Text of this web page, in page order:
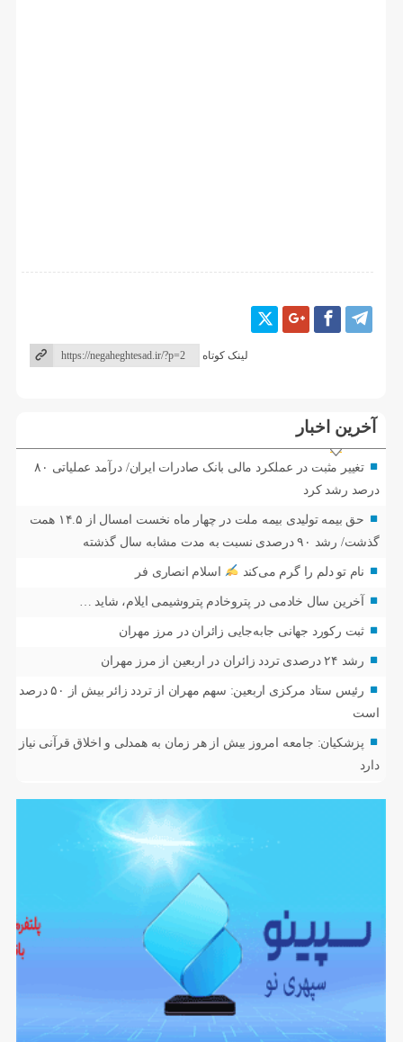
لینک کوتاه
آخرین اخبار
تغییر مثبت در عملکرد مالی بانک صادرات ایران/ درآمد عملیاتی ۸۰
درصد رشد کرد
حق بیمه تولیدی بیمه ملت در چهار ماه نخست امسال از ۱۴.۵ همت
گذشت/ رشد ۹۰ درصدی نسبت به مدت مشابه سال گذشته
نام تو دلم را گرم می‌کند اسلام انصاری فر
آخرین سال خادمی در پتروخادم پتروشیمی ایلام، شاید …
ثبت رکورد جهانی جابه‌جایی زائران در مرز مهران
رشد ۲۴ درصدی تردد زائران در اربعین از مرز مهران
رئیس ستاد مرکزی اربعین: سهم مهران از تردد زائر بیش از ۵۰ درصد
است
پزشکیان: جامعه امروز بیش از هر زمان به همدلی و اخلاق قرآنی نیاز
دارد